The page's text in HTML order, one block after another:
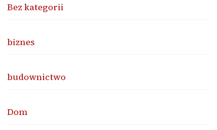
Bez kategorii
biznes
budownictwo
Dom